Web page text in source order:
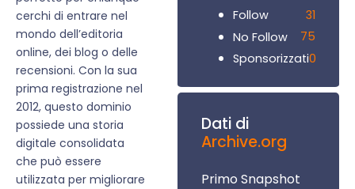
cerchi di entrare nel
mondo dell’editoria
online, dei blog o delle
recensioni. Con la sua
prima registrazione nel
2012, questo dominio
possiede una storia
digitale consolidata
che può essere
utilizzata per migliorare
Follow
31
No Follow
75
Sponsorizzati0
Dati di
Archive.org
Primo Snapshot